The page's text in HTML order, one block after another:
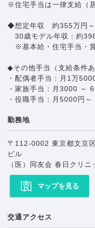
※住宅手当は一律支給（
◆想定年収 約355万円～
30歳モデル年収：約
※基本給・住宅手当・
◆その他手当（支給条件あ
・配偶者手当：月1万
・家族手当：月3000 ～
・役職手当：月5000円～
勤務地
〒112-0002 東京都文京
ビル
（医）同友会 春日クリニ
マップを見る
交通アクセス